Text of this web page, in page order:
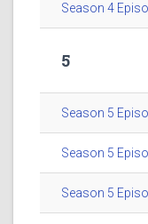
Season 4
5
Season 5
Season 5
Season 5